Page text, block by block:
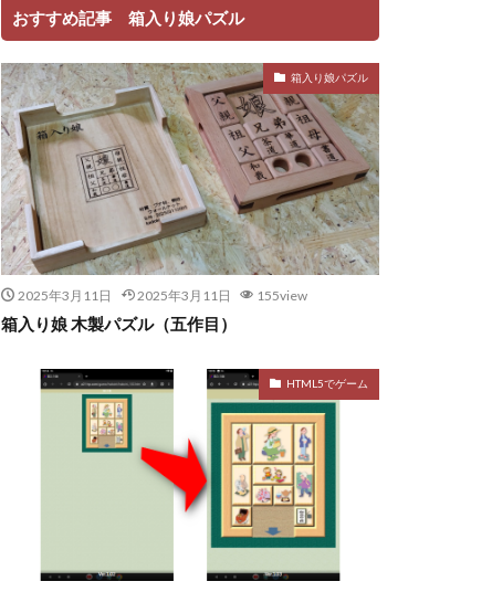
おすすめ記事 箱入り娘パズル
箱入り娘パズル
2025年3月11日 2025年3月11日 155view
箱入り娘 木製パズル（五作目）
HTML5でゲーム